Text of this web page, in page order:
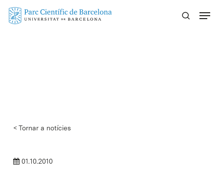
Skip
< Tornar a notícies
01.10.2010